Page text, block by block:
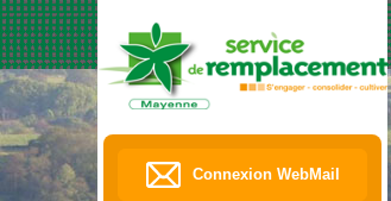
Connexion WebMail